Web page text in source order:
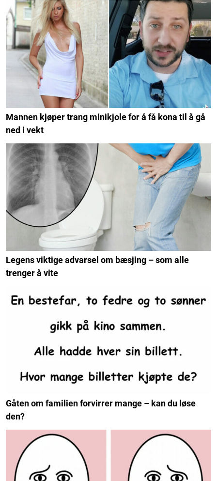
Mannen kjøper trang minikjole for å få kona til å gå
ned i vekt
Legens viktige advarsel om bæsjing – som alle
trenger å vite
Gåten om familien forvirrer mange – kan du løse
den?